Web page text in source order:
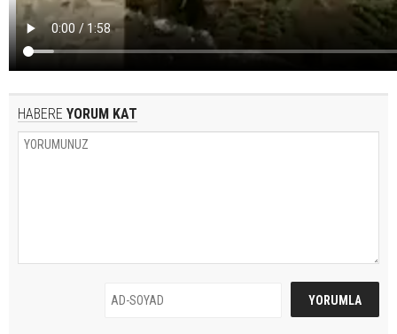
HABERE YORUM KAT